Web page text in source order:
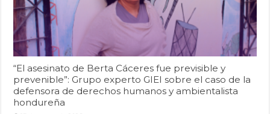
“El asesinato de Berta Cáceres fue previsible y
prevenible”: Grupo experto GIEI sobre el caso de la
defensora de derechos humanos y ambientalista
hondureña